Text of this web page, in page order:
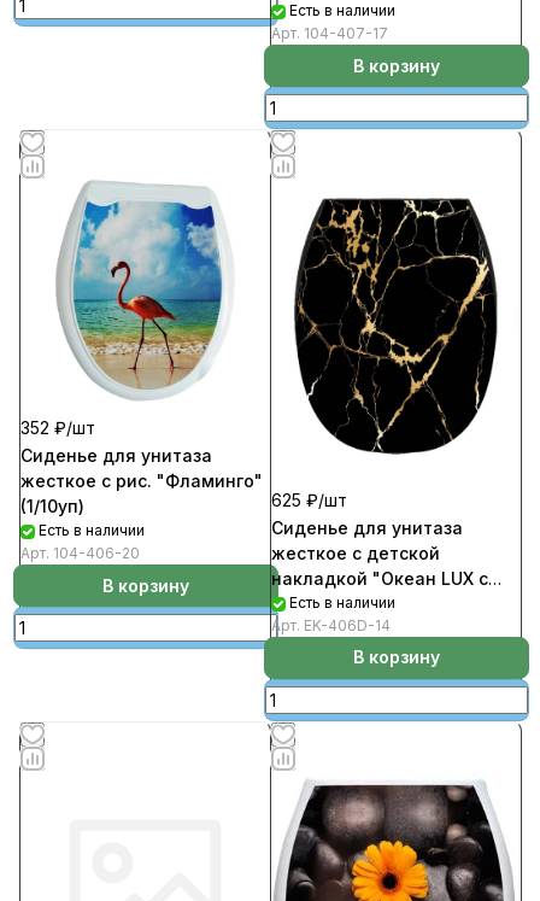
Есть в наличии
Арт. 104-407-17
В корзину
352 ₽/шт
Сиденье для унитаза
жесткое с рис. "Фламинго"
(1/10уп)
Есть в наличии
Арт. 104-406-20
В корзину
625 ₽/шт
Сиденье для унитаза
жесткое с детской
накладкой "Океан LUX с
рис. Черный мрамор"
(1/10уп)
Есть в наличии
Арт. EK-406D-14
В корзину